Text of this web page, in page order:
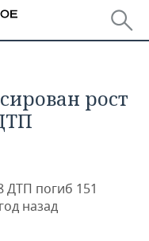
рост
ДТП погиб 151
назад